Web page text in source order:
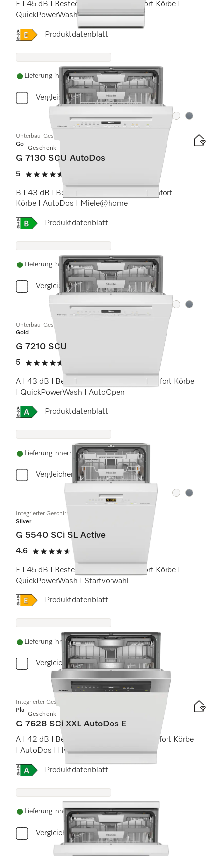
E I 45 dB I Besteckschublade I Comfort Körbe I
QuickPowerWash I Startvorwahl
Onlinelabel Image, Energielabel
Produktdatenblatt
Lieferung innerhalb von 5-7 Werktagen
Vergleichen
Geschenk
Farbe:Farbe:
Unterbau-Geschirrspüler
Gold
G 7130 SCU AutoDos
5
5 von 5 Sternen
B I 43 dB I Besteckschublade I ExtraComfort
Körbe I AutoDos I Miele@home
Onlinelabel Image, Energielabel
Produktdatenblatt
Lieferung innerhalb von 5-7 Werktagen
Vergleichen
Farbe:Farbe:
Unterbau-Geschirrspüler
Gold
G 7210 SCU
5
5 von 5 Sternen
A I 43 dB I Besteckschublade I ExtraComfort Körbe
I QuickPowerWash I AutoOpen
Onlinelabel Image, Energielabel
Produktdatenblatt
Lieferung innerhalb von 5-7 Werktagen
Vergleichen
Farbe:Farbe:
Integrierter Geschirrspüler 45cm
Silver
G 5540 SCi SL Active
4.6
4.6 von 5 Sternen
E I 45 dB I Besteckschublade I Comfort Körbe I
QuickPowerWash I Startvorwahl
Onlinelabel Image, Energielabel
Produktdatenblatt
Lieferung innerhalb von 5-7 Werktagen
Vergleichen
Geschenk
Integrierter Geschirrspüler XXL
Platinum
G 7628 SCi XXL AutoDos E
A I 42 dB I Besteckschublade I MaxiComfort Körbe
I AutoDos I Hygiene 75°C
Onlinelabel Image, Energielabel
Produktdatenblatt
Lieferung innerhalb von 5-7 Werktagen
Vergleichen